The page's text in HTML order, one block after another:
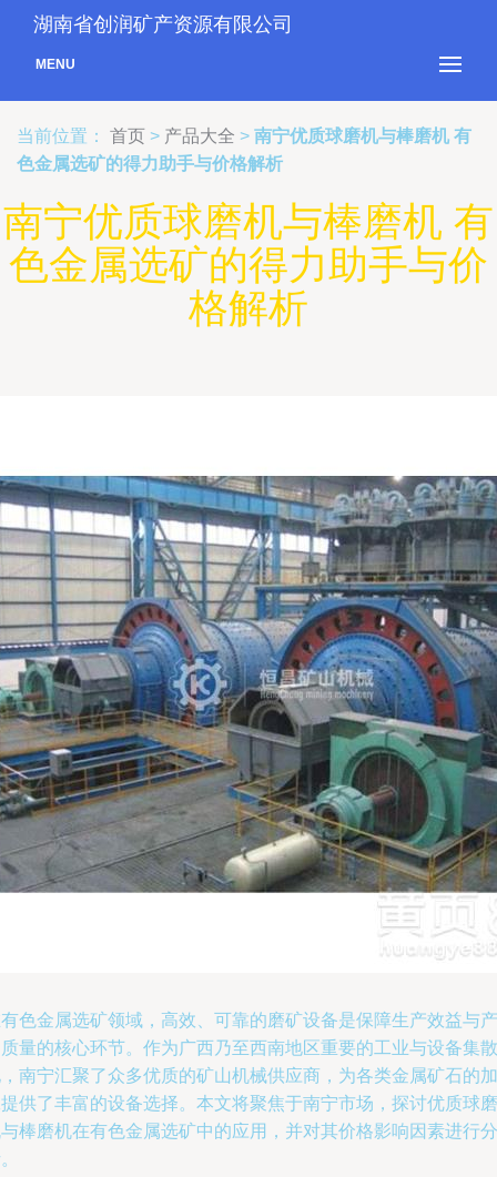
湖南省创润矿产资源有限公司
MENU
当前位置： 首页 > 产品大全 > 南宁优质球磨机与棒磨机 有
色金属选矿的得力助手与价格解析
南宁优质球磨机与棒磨机 有
色金属选矿的得力助手与价
格解析
色金属选矿领域，高效、可靠的磨矿设备是保障生产效益与产
量的核心环节。作为广西乃至西南地区重要的工业与设备集散
南宁汇聚了众多优质的矿山机械供应商，为各类金属矿石的加
供了丰富的设备选择。本文将聚焦于南宁市场，探讨优质球磨
棒磨机在有色金属选矿中的应用，并对其价格影响因素进行分